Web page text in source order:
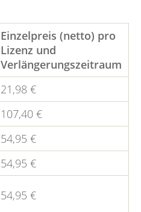
Einzelpreis (netto) pro
Lizenz und
Verlängerungszeitraum
21,98 €
107,40 €
54,95 €
54,95 €
54,95 €